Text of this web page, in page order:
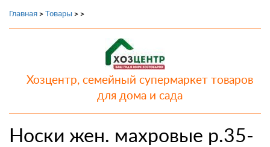
Главная>Товары >>
Хозцентр, семейный супермаркет товаров
для дома и сада
Носки жен. махровые р.35-